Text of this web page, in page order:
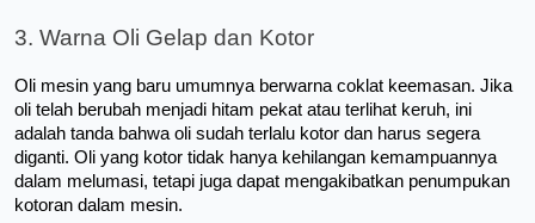
3. Warna Oli Gelap dan Kotor
Oli mesin yang baru umumnya berwarna coklat keemasan. Jika
oli telah berubah menjadi hitam pekat atau terlihat keruh, ini
adalah tanda bahwa oli sudah terlalu kotor dan harus segera
diganti. Oli yang kotor tidak hanya kehilangan kemampuannya
dalam melumasi, tetapi juga dapat mengakibatkan penumpukan
kotoran dalam mesin.